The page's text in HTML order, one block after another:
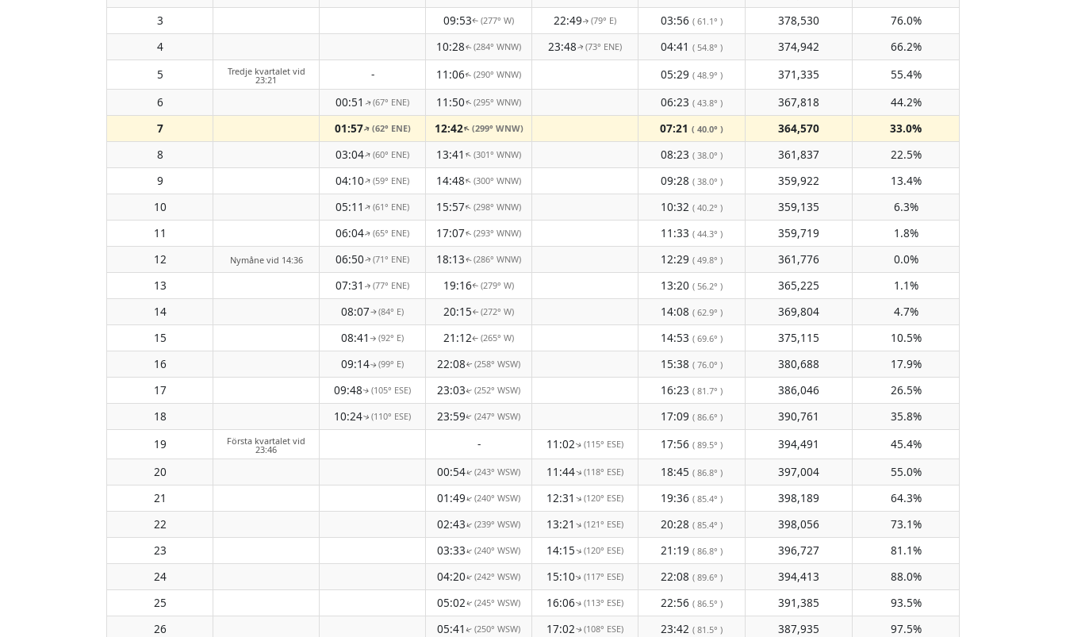
3
09:53↑(277° W) 22:49↑(79° E) 03:56 ( 61.1° ) 378,530
76.0%
4
10:28↑(284° WNW) 23:48↑(73° ENE) 04:41 ( 54.8° ) 374,942
66.2%
5
Tredje kvartalet vid
23:21 - 11:06↑(290° WNW) 05:29 ( 48.9° ) 371,335
55.4%
6
00:51 ↑(67° ENE) 11:50↑(295° WNW) 06:23 ( 43.8° ) 367,818
44.2%
7
01:57↑(62° ENE) 12:42↑(299° WNW) 07:21 ( 40.0° ) 364,570
33.0%
8
03:04↑(60° ENE) 13:41↑(301° WNW) 08:23 ( 38.0° ) 361,837
22.5%
9
04:10↑(59° ENE) 14:48↑(300° WNW) 09:28 ( 38.0° ) 359,922
13.4%
10
05:11 ↑(61° ENE) 15:57↑(298° WNW) 10:32 ( 40.2° ) 359,135
6.3%
11
06:04↑(65° ENE) 17:07↑(293° WNW) 11:33 ( 44.3° ) 359,719
1.8%
12
Nymåne vid 14:36 06:50↑(71° ENE) 18:13↑(286° WNW) 12:29 ( 49.8° ) 361,776
0.0%
13
07:31 ↑(77° ENE) 19:16↑(279° W) 13:20 ( 56.2° ) 365,225
1.1%
14
08:07↑(84° E) 20:15↑(272° W) 14:08 ( 62.9° ) 369,804
4.7%
15
08:41 ↑(92° E) 21:12↑(265° W) 14:53 ( 69.6° ) 375,115
10.5%
16
09:14↑(99° E) 22:08↑(258° WSW) 15:38 ( 76.0° ) 380,688
17.9%
17
09:48↑(105° ESE) 23:03↑(252° WSW) 16:23 ( 81.7° ) 386,046
26.5%
18
10:24↑(110° ESE) 23:59↑(247° WSW) 17:09 ( 86.6° ) 390,761
35.8%
19
Första kvartalet vid
23:46 - 11:02↑(115° ESE) 17:56 ( 89.5° ) 394,491
45.4%
20
00:54↑(243° WSW) 11:44↑(118° ESE) 18:45 ( 86.8° ) 397,004
55.0%
21
01:49↑(240° WSW) 12:31↑(120° ESE) 19:36 ( 85.4° ) 398,189
64.3%
22
02:43↑(239° WSW) 13:21↑(121° ESE) 20:28 ( 85.4° ) 398,056
73.1%
23
03:33↑(240° WSW) 14:15↑(120° ESE) 21:19 ( 86.8° ) 396,727
81.1%
24
04:20↑(242° WSW) 15:10↑(117° ESE) 22:08 ( 89.6° ) 394,413
88.0%
25
05:02↑(245° WSW) 16:06↑(113° ESE) 22:56 ( 86.5° ) 391,385
93.5%
26
05:41 ↑(250° WSW) 17:02↑(108° ESE) 23:42 ( 81.5° ) 387,935
97.5%